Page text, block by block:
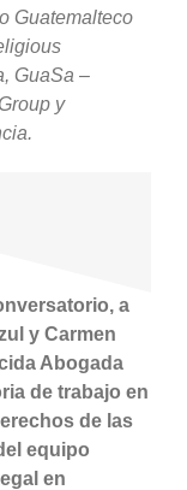
Guatemalteco
GuaSa –
y
a
y Carmen
Abogada
de trabajo en
de las
equipo
en